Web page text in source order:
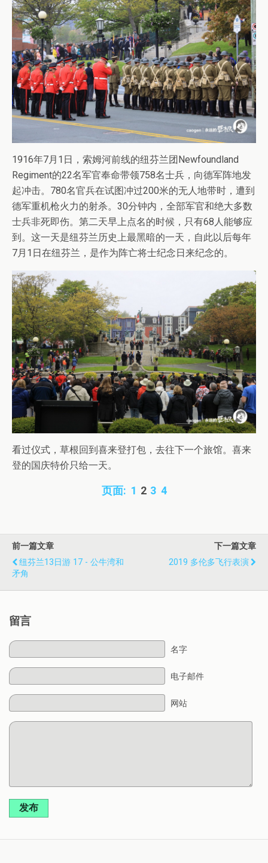
1916年7月1日，索姆河前线的纽芬兰团Newfoundland
Regiment的22名军官奉命带领758名士兵，向德军阵地发
起冲击。780名官兵在试图冲过200米的无人地带时，遭到
德军重机枪火力的射杀。30分钟内，全部军官和绝大多数
士兵非死即伤。第二天早上点名的时候，只有68人能够应
到。这一天是纽芬兰历史上最黑暗的一天，自此以后每年
7月1日在纽芬兰，是作为阵亡将士纪念日来纪念的。
看过仪式，草根回到喜来登打包，去往下一个旅馆。喜来
登的国庆特价只给一天。
页面: 1 2 3 4
前一篇文章
纽芬兰13日游 17 - 公牛湾和
矛角
下一篇文章
2019 多伦多飞行表演
留言
名字
电子邮件
网站
发布